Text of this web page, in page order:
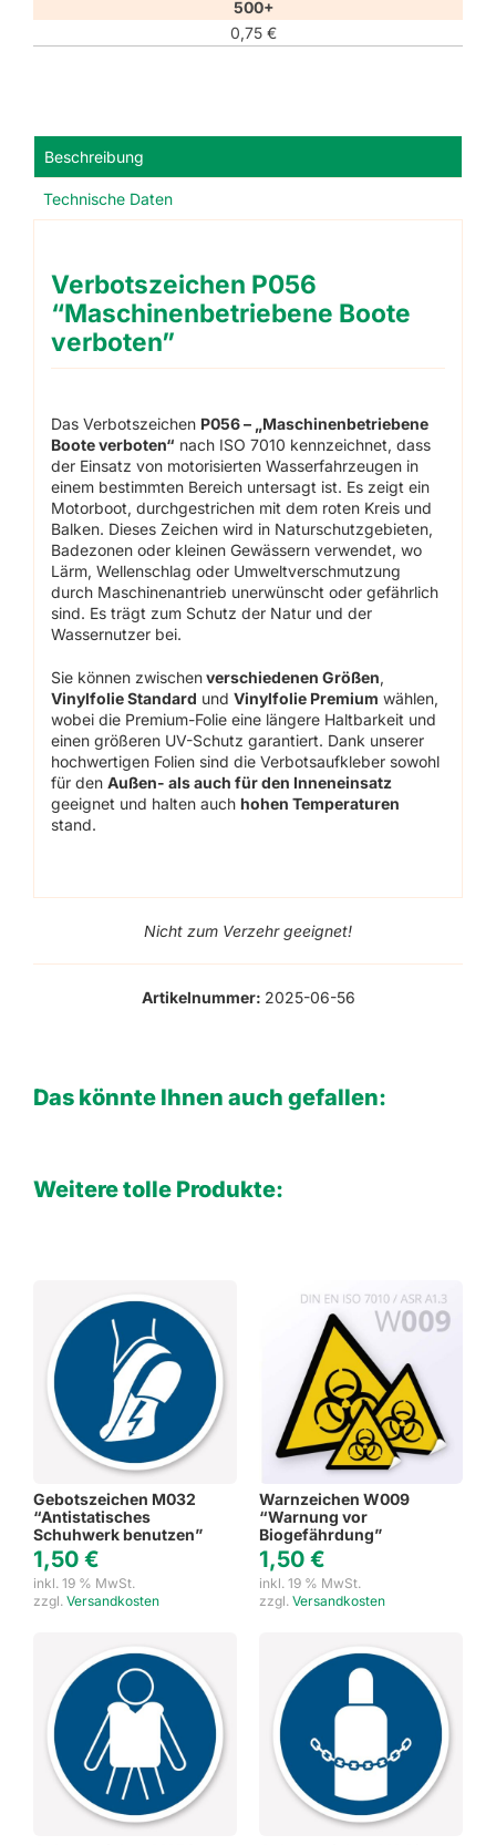
500+
0,75 €
Beschreibung
Technische Daten
Verbotszeichen P056
“Maschinenbetriebene Boote
verboten”
Das Verbotszeichen P056 – „Maschinenbetriebene
Boote verboten“ nach ISO 7010 kennzeichnet, dass
der Einsatz von motorisierten Wasserfahrzeugen in
einem bestimmten Bereich untersagt ist. Es zeigt ein
Motorboot, durchgestrichen mit dem roten Kreis und
Balken. Dieses Zeichen wird in Naturschutzgebieten,
Badezonen oder kleinen Gewässern verwendet, wo
Lärm, Wellenschlag oder Umweltverschmutzung
durch Maschinenantrieb unerwünscht oder gefährlich
sind. Es trägt zum Schutz der Natur und der
Wassernutzer bei.
Sie können zwischenverschiedenen Größen,
Vinylfolie Standard undVinylfolie Premium wählen,
wobei die Premium-Folie eine längere Haltbarkeit und
einen größeren UV-Schutz garantiert. Dank unserer
hochwertigen Folien sind die Verbotsaufkleber sowohl
für denAußen- als auch für den Inneneinsatz
geeignet und halten auch hohen Temperaturen
stand.
Nicht zum Verzehr geeignet!
Artikelnummer: 2025-06-56
Das könnte Ihnen auch gefallen:
Weitere tolle Produkte:
Gebotszeichen M032
“Antistatisches
Schuhwerk benutzen”
1,50 €
inkl. 19 % MwSt.
zzgl. Versandkosten
Warnzeichen W009
“Warnung vor
Biogefährdung”
1,50 €
inkl. 19 % MwSt.
zzgl. Versandkosten